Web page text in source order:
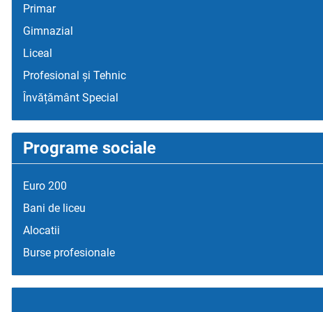
Primar
Gimnazial
Liceal
Profesional și Tehnic
Învățământ Special
Programe sociale
Euro 200
Bani de liceu
Alocatii
Burse profesionale